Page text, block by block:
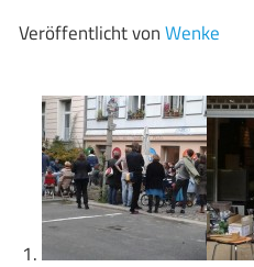
Veröffentlicht vonWenke